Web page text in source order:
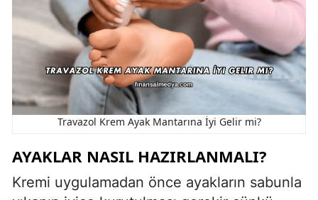
Travazol Krem Ayak Mantarına İyi Gelir mi?
AYAKLAR NASIL HAZIRLANMALI?
Kremi uygulamadan önce ayakların sabunla